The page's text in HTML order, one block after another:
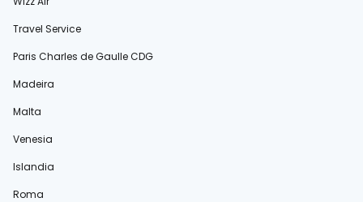
Travel Service
Paris Charles de Gaulle CDG
Madeira
Malta
Venesia
Islandia
Roma